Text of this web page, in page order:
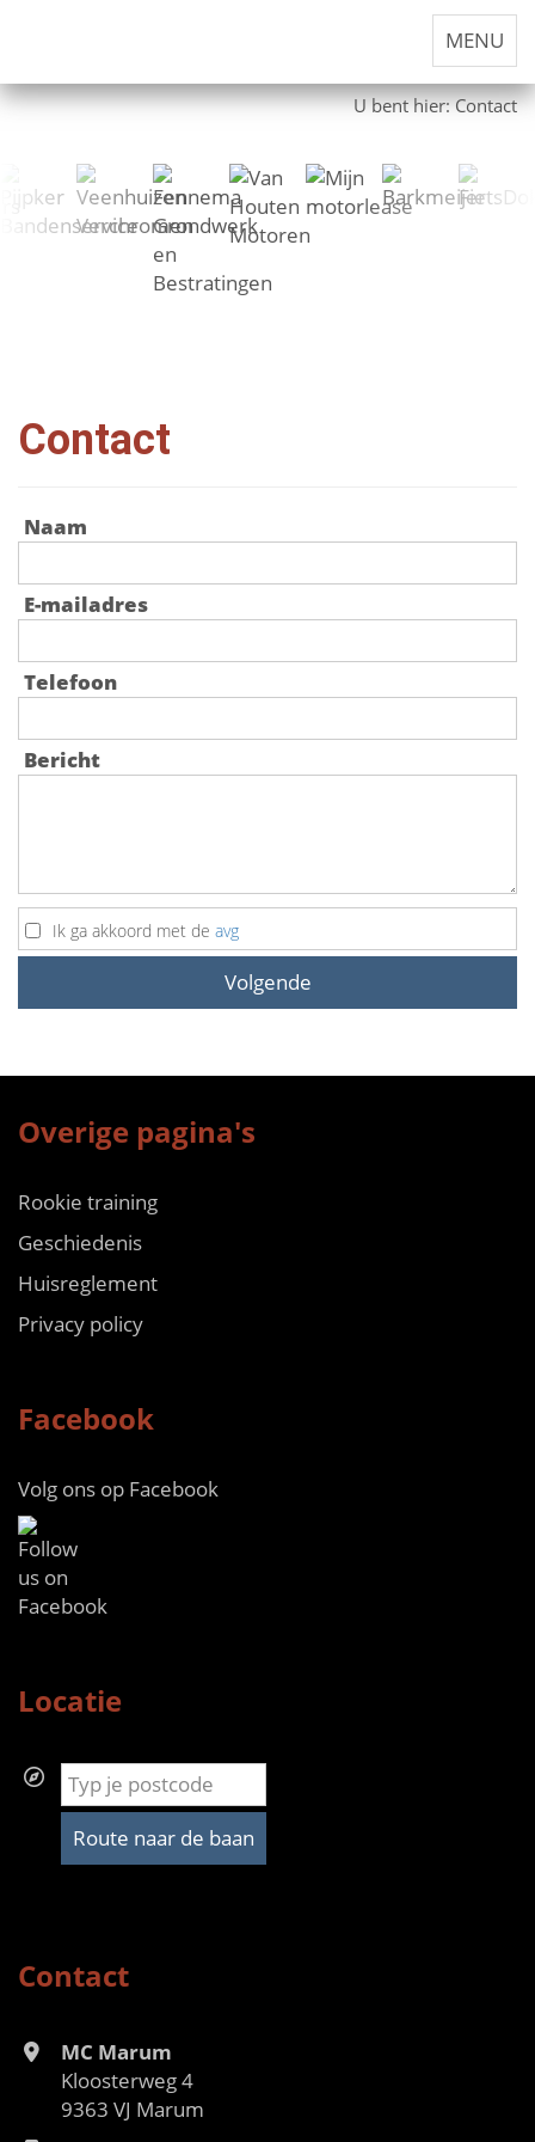
MENU
U bent hier:Contact
Contact
Naam
E-mailadres
Telefoon
Bericht
Ik ga akkoord met de avg
Volgende
Overige pagina's
Rookie training
Geschiedenis
Huisreglement
Privacy policy
Facebook
Volg ons op Facebook
Locatie
Route naar de baan
Contact
MC Marum
Kloosterweg 4
9363 VJ Marum